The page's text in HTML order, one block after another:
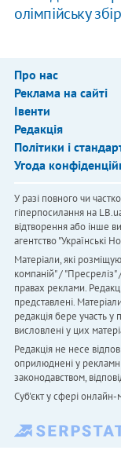
олімпійську
Про нас
Реклама на сайті
Івенти
Редакція
Політики і
Угода
У разі повного чи
гіперпосилання на
відтворення або інше
агентство "Українськi
Матеріали, які
компаній" /
правах реклами.
представлені.
редакція бере участь у
висловлені у цих
Редакція не несе
оприлюднені у
законодавством,
Cуб'єкт у сфері